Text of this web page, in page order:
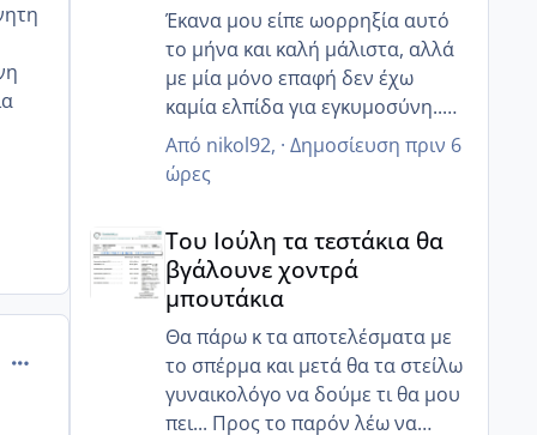
comment_843560
Έκανα μου είπε ωορρηξία αυτό
το μήνα και καλή μάλιστα, αλλά
με μία μόνο επαφή δεν έχω
καμία ελπίδα για εγκυμοσύνη..
τουλάχιστον τώρα ο άντρας μου
κατάλαβε ότι πρέπει να πάμε πιο
στοχευμένα, αλλιώς ζορίζουν τα
Από nikol92, · Δημοσίευση πριν 6
ώρες
Του Ιούλη τα τεστάκια θα
βγάλουνε χοντρά
μπουτάκια
Θα πάρω κ τα αποτελέσματα με
το σπέρμα και μετά θα τα στείλω
γυναικολόγο να δούμε τι θα μου
πει... Προς το παρόν λέω να